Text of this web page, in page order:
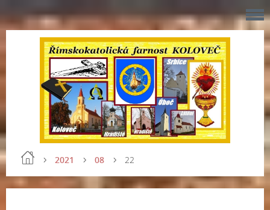
2021 08 22